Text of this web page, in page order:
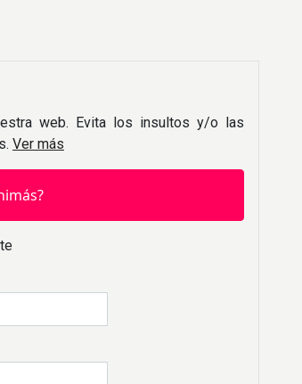
web. Evita los insultos y/o las
Ver más